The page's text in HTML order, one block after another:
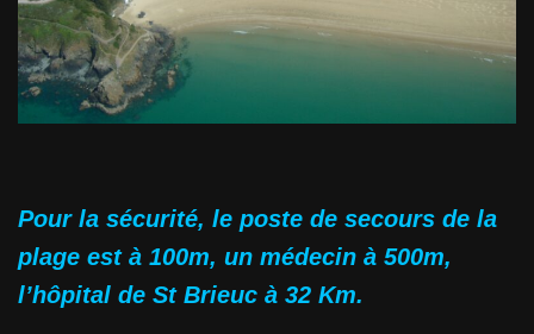
Pour la sécurité, le poste de secours de la
plage est à 100m, un médecin à 500m,
l’hôpital de St Brieuc à 32 Km.